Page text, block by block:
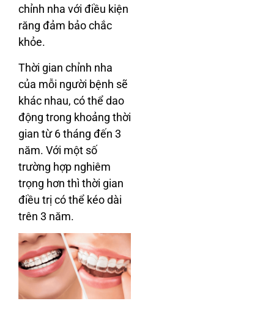
chỉnh nha với điều kiện
răng đảm bảo chắc
khỏe.
Thời gian chỉnh nha
của mỗi người bệnh sẽ
khác nhau, có thể dao
động trong khoảng thời
gian từ 6 tháng đến 3
năm. Với một số
trường hợp nghiêm
trọng hơn thì thời gian
điều trị có thể kéo dài
trên 3 năm.